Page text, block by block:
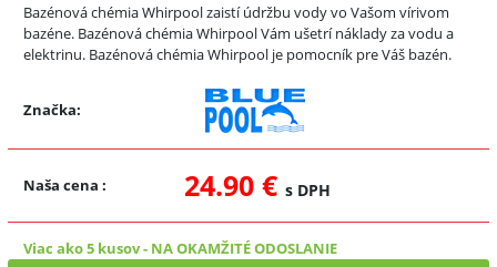
Bazénová chémia Whirpool zaistí údržbu vody vo Vašom vírivom
bazéne. Bazénová chémia Whirpool Vám ušetrí náklady za vodu a
elektrinu. Bazénová chémia Whirpool je pomocník pre Váš bazén.
Značka:
Naša cena : 24.90 € s DPH
Viac ako 5 kusov- NA OKAMŽITÉ ODOSLANIE